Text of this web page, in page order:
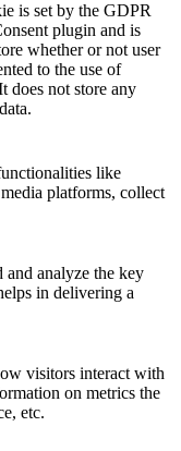
is set by the GDPR
plugin and is
whether or not user
to the use of
does not store any
like
platforms, collect
and analyze the key
in delivering a
visitors interact with
on metrics the
etc.